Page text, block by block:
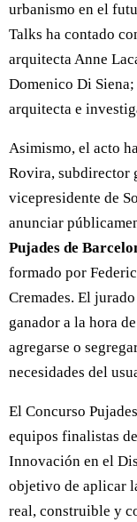
urbanismo en el
Talks ha contado
arquitecta Anne
Domenico Di
arquitecta e
Asimismo, el acto
Rovira, subdirector
vicepresidente de
anunciar
Pujades de
formado por
Cremades. El
ganador a la hora
agregarse o
necesidades del
El Concurso
equipos finalistas
Innovación en el
objetivo de aplicar
real, construible y